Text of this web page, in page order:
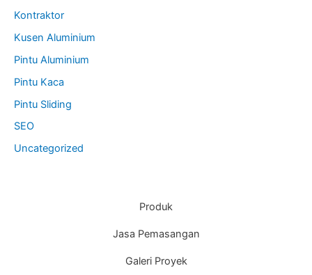
Kontraktor
Kusen Aluminium
Pintu Aluminium
Pintu Kaca
Pintu Sliding
SEO
Uncategorized
Produk
Jasa Pemasangan
Galeri Proyek